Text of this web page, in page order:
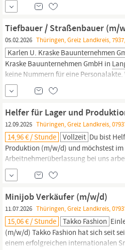
wie ein echter Moderator oder
Mitgestaltung von Lernvideos,
Schulungsformaten rund um die...
Tiefbauer / Straßenbauer (m/
05.02.2026 Thüringen, Greiz Landkreis,
Karlen U. Kraske Bauunternehmen
Kraske Bauunternehmen GmbH in
keine Nummern für eine
die wissen, wie man zupackt, und die
das zusammenhält wie Beton. DEINE
ANDERS SIND Wir wissen, dass du
Helfer für Lager und
12.09.2025 Thüringen, Greiz Landkreis,
14,96 € / Stunde Vollzeit Du bist
Produktion (m/w/d) und möchstest im
Arbeitnehmerüberlassung bei uns
Arbeitsplatz für 14,96 € pro Stunde
Langenwolschendorf
im Bereich
attraktiven Jobvorteile Bis zu 30 Tage
Personalrabatte Sehr gute
Minijob Verkäufer (m/w/d)
11.07.2026 Thüringen, Greiz Landkreis,
15,06 € / Stunde Takko Fashion
(m/w/d) Takko Fashion hat sich seit
einem erfolgreichen internationalen